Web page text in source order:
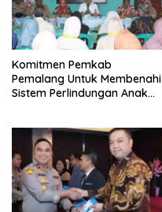
Komitmen Pemkab
Pemalang Untuk Membenahi
Sistem Perlindungan Anak